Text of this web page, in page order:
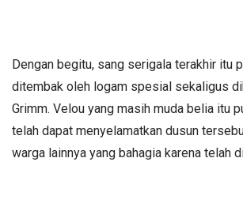
Dengan begitu, sang serigala terakhir itu
ditembak oleh logam spesial sekaligus
Grimm. Velou yang masih muda belia itu
telah dapat menyelamatkan dusun
warga lainnya yang bahagia karena telah